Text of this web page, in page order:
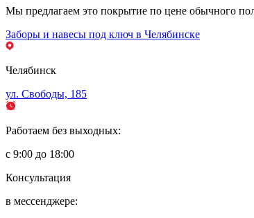
Мы предлагаем это покрытие по цене обычного
Заборы и навесы под ключ в Челябинске
Челябинск
ул. Свободы, 185
Работаем без выходных:
с 9:00 до 18:00
Консультация
в мессенджере: